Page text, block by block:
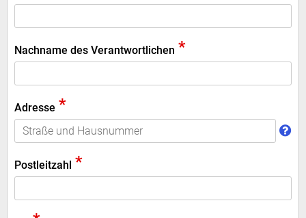
Nachname des Verantwortlichen *
Adresse *
Postleitzahl *